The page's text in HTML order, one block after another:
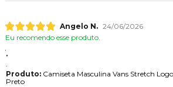
Angelo N. 24/06/2026
Eu recomendo esse produto.
.
.
Produto:Camiseta Masculina Vans Stretch
Preto